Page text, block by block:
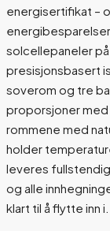
energisertifikat –
solcellepaneler
presisjonsbasert
soverom og tre
proporsjoner
rommene med
holder
leveres
og alle
klart til å flytte inn i.